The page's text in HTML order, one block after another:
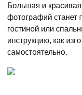
Большая и
фотографий станет
гостиной или
инструкцию, как
самостоятельно.